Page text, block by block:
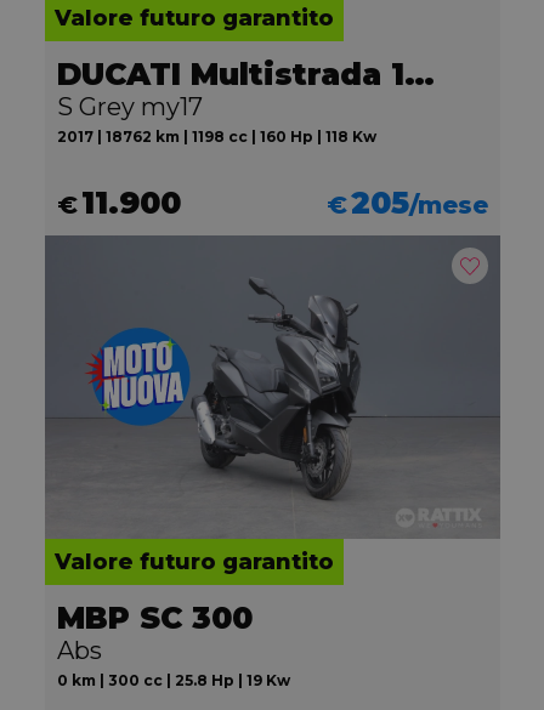
Valore futuro garantito
DUCATI Multistrada 1200
S Grey my17
2017 | 18762 km | 1198 cc | 160 Hp | 118 Kw
€11.900 €205/mese
Valore futuro garantito
MBP SC 300
Abs
0 km | 300 cc | 25.8 Hp | 19 Kw